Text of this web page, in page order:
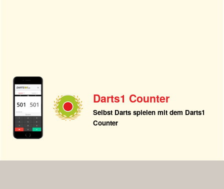
Darts1 Counter
Selbst Darts spielen mit dem Darts1
Counter